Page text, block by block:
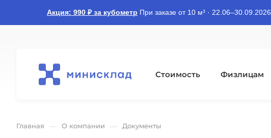
Акция: 990 ₽ за кубометр При заказе от 10 м³ · 22.06–30.09.2026
Стоимость Физлицам
Главная О компании Документы